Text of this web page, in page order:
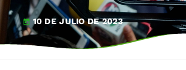
today 10 DE JULIO DE 2023